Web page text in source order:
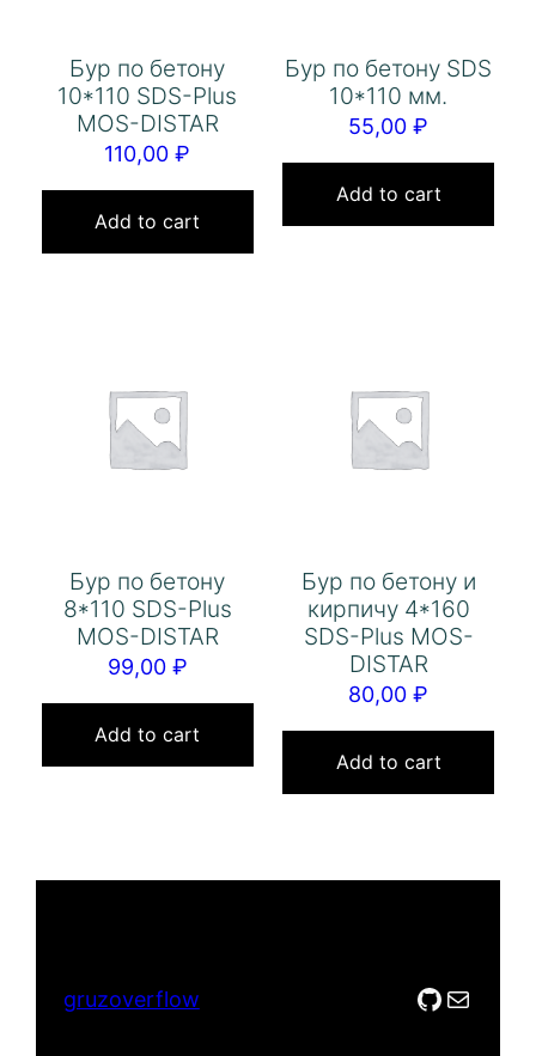
Бур по бетону
10*110 SDS-Plus
MOS-DISTAR
110,00₽
Add to cart
Бур по бетону SDS
10*110 мм.
55,00₽
Add to cart
Бур по бетону
8*110 SDS-Plus
MOS-DISTAR
99,00 ₽
Add to cart
Бур по бетону и
кирпичу 4*160
SDS-Plus MOS-
DISTAR
80,00₽
Add to cart
gruzoverflow GitHub
Mail